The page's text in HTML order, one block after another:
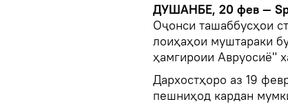
ДУШАНБЕ, 20 фев —
Оҷонси ташаббусҳои
лоиҳаҳои муштараки
ҳамгироии Авруосиё"
Дархостҳоро аз 19
пешниҳод кардан